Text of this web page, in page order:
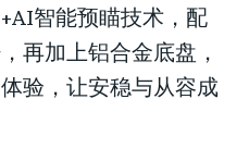
智能预瞄技术，配
再加上铝合金底盘，
验，让安稳与从容成